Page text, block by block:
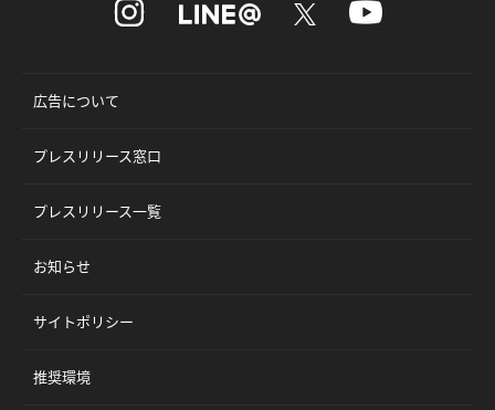
広告について
プレスリリース窓口
プレスリリース一覧
お知らせ
サイトポリシー
推奨環境